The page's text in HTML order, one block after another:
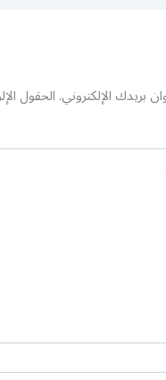
بريدك الإلكتروني.الحقول